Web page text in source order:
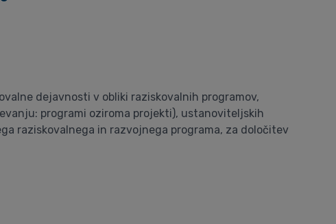
dejavnosti v obliki raziskovalnih programov,
programi oziroma projekti), ustanoviteljskih
raziskovalnega in razvojnega programa, za določitev